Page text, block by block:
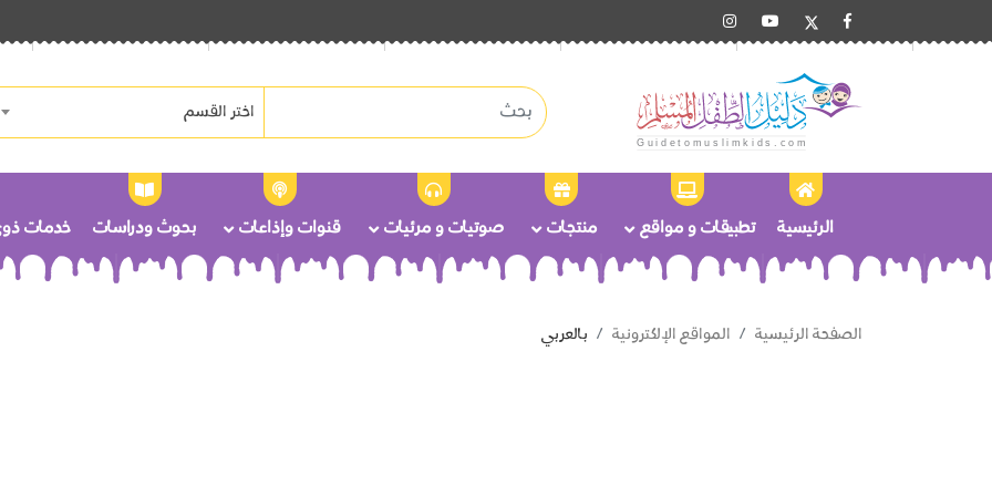
اختر القسم
الرئيسية تطبيقات و مواقع منتجات صوتيات و مرئيات قنوات وإذاعات بحوث ودراسات خدمات
الصفحة الرئيسية المواقع الإلكترونية بالعربي